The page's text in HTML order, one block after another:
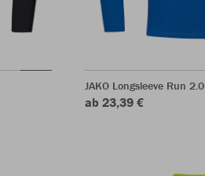
JAKO Longsleeve Run 2.0
ab 23,39 €